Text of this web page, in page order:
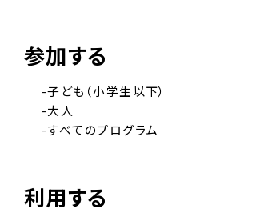
参加する
-子ども（小学生以下）
-大人
-すべてのプログラム
利用する